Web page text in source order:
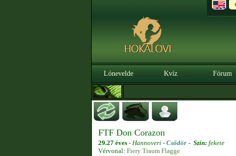
Lónevelde Kvíz Fórum
FTF Don Corazon
29.27 éves - Hannoveri - Csődör - Szín: fekete
Vérvonal: Fiery Traum Flagge